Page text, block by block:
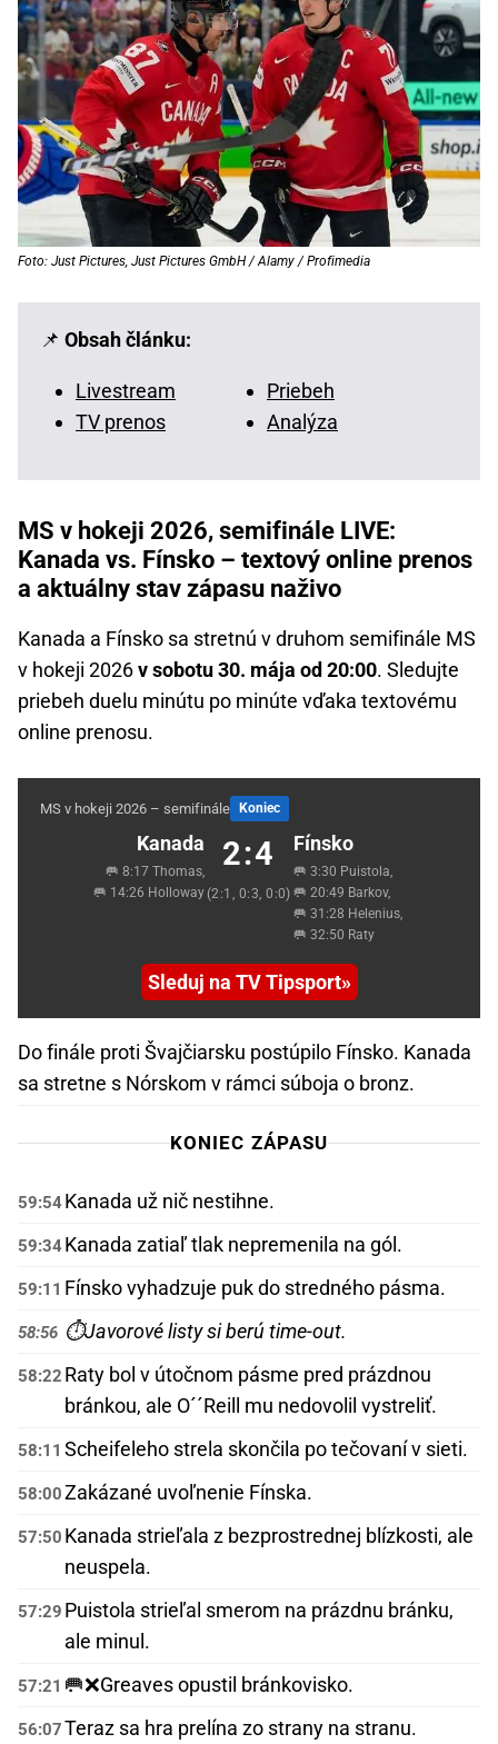
Foto: Just Pictures, Just Pictures GmbH / Alamy / Profimedia
📌 Obsah článku:
Livestream
Priebeh
TV prenos
Analýza
MS v hokeji 2026, semifinále LIVE:
Kanada vs. Fínsko – textový online prenos
a aktuálny stav zápasu naživo
Kanada a Fínsko sa stretnú v druhom semifinále MS
v hokeji 2026v sobotu 30. mája od 20:00. Sledujte
priebeh duelu minútu po minúte vďaka textovému
online prenosu.
MS v hokeji 2026 – semifinále Koniec
Kanada
🥅 8:17 Thomas,
🥅 14:26 Holloway
2:4
(2:1, 0:3, 0:0)
Fínsko
🥅 3:30 Puistola,
🥅 20:49 Barkov,
🥅 31:28 Helenius,
🥅 32:50 Raty
Sleduj na TV Tipsport
Do finále proti Švajčiarsku postúpilo Fínsko. Kanada
sa stretne s Nórskom v rámci súboja o bronz.
KONIEC ZÁPASU
59:54Kanada už nič nestihne.
59:34Kanada zatiaľ tlak nepremenila na gól.
59:11 Fínsko vyhadzuje puk do stredného pásma.
58:56 ⏱️Javorové listy si berú time-out.
58:22 Raty bol v útočnom pásme pred prázdnou
bránkou, ale O´´Reill mu nedovolil vystreliť.
58:11 Scheifeleho strela skončila po tečovaní v sieti.
58:00Zakázané uvoľnenie Fínska.
57:50 Kanada strieľala z bezprostrednej blízkosti, ale
neuspela.
57:29 Puistola strieľal smerom na prázdnu bránku,
ale minul.
57:21 🥅❌Greaves opustil bránkovisko.
56:07Teraz sa hra prelína zo strany na stranu.